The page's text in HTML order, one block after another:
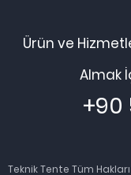
Ürün ve
Almak
+90
Teknik Tente Tüm